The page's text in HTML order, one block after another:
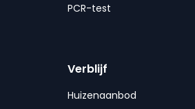
PCR-test
Verblijf
Huizenaanbod